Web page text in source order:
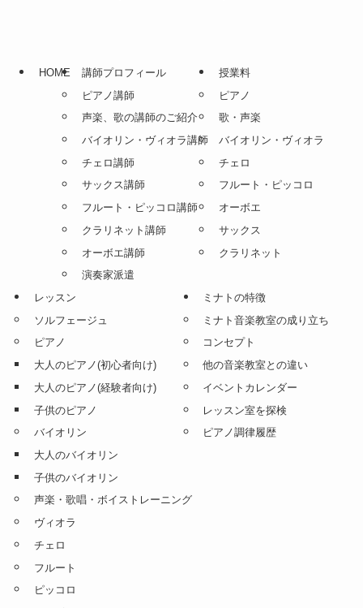
HOME
講師プロフィール
ピアノ講師
声楽、歌の講師のご紹介
バイオリン・ヴィオラ講師
チェロ講師
サックス講師
フルート・ピッコロ講師
クラリネット講師
オーボエ講師
演奏家派遣
授業料
ピアノ
歌・声楽
バイオリン・ヴィオラ
チェロ
フルート・ピッコロ
オーボエ
サックス
クラリネット
レッスン
ソルフェージュ
ピアノ
大人のピアノ(初心者向け)
大人のピアノ(経験者向け)
子供のピアノ
バイオリン
大人のバイオリン
子供のバイオリン
声楽・歌唱・ボイストレーニング
ヴィオラ
チェロ
フルート
ピッコロ
ミナトの特徴
ミナト音楽教室の成り立ち
コンセプト
他の音楽教室との違い
イベントカレンダー
レッスン室を探検
ピアノ調律履歴